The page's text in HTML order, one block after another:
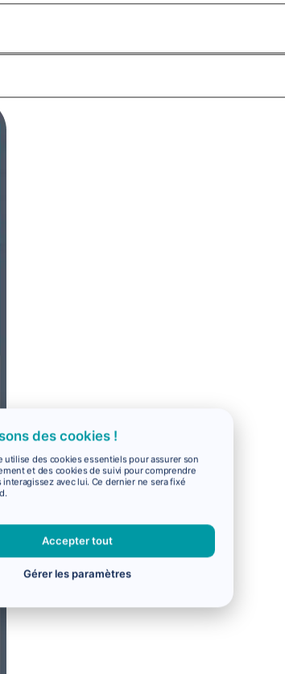
des cookies !
utilise des cookies essentiels pour assurer son
et des cookies de suivi pour comprendre
avec lui. Ce dernier ne sera fixé
Accepter tout
Gérer les paramètres